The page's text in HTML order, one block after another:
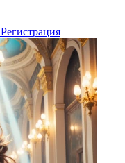
Регистрация